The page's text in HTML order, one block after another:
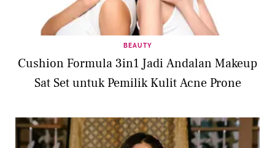
BEAUTY
Cushion Formula 3in1 Jadi Andalan Makeup
Sat Set untuk Pemilik Kulit Acne Prone